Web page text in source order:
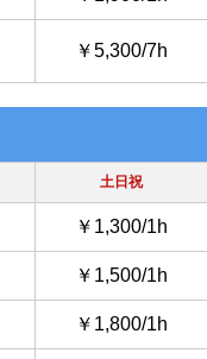
￥5,300/7h
土日祝
￥1,300/1h
￥1,500/1h
￥1,800/1h